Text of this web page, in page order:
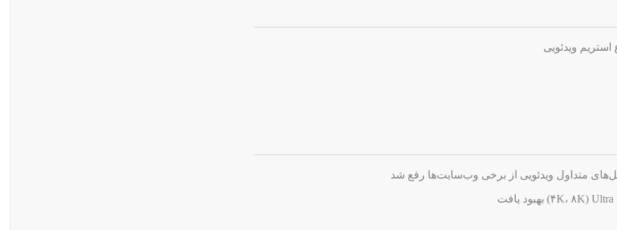
ویدئویی
متداول ویدئویی از برخی وب‌سایت‌ها رفع شد